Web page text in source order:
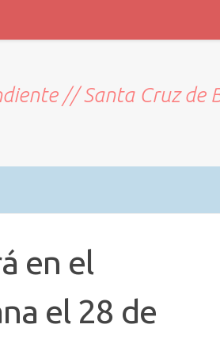
// Santa Cruz de
en el
el 28 de